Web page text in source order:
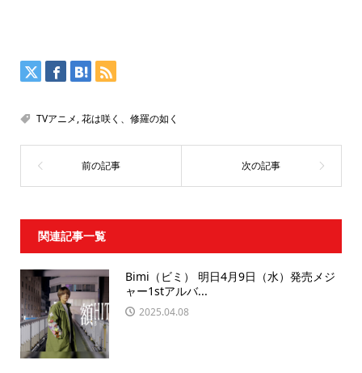
TVアニメ,花は咲く、修羅の如く
関連記事一覧
Bimi（ビミ） 明日4月9日（水）発売メジ
ャー1stアルバ...
2025.04.08